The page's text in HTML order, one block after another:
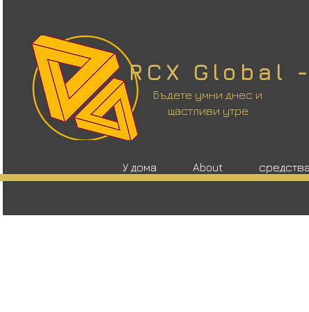
RCX Global
Бъдете умни днес и
щастливи утре
У дома About средства